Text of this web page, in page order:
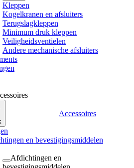
Kleppen
Kogelkranen en afsluiters
Terugslagkleppen
Minimum druk kleppen
Veiligheidsventielen
Andere mechanische afsluiters
Accessoires
en bevestigingsmiddelen
Afdichtingen en